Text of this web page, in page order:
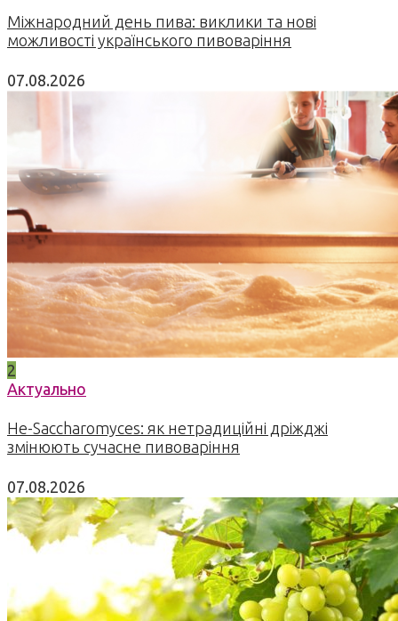
Міжнародний день пива: виклики та нові
можливості українського пивоваріння
07.08.2026
2
Актуально
Не-Saccharomyces: як нетрадиційні дріжджі
змінюють сучасне пивоваріння
07.08.2026